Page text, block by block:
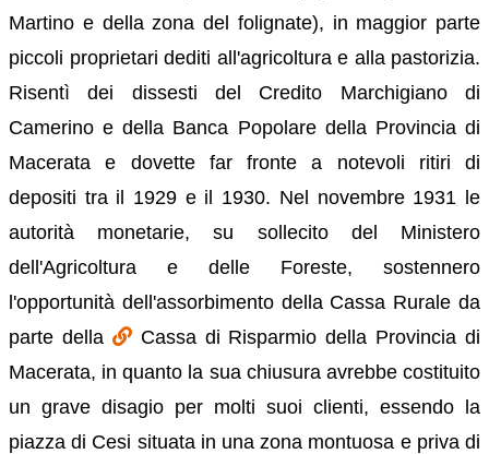
Martino e della zona del folignate), in maggior parte
piccoli proprietari dediti all'agricoltura e alla pastorizia.
Risentì dei dissesti del Credito Marchigiano di
Camerino e della Banca Popolare della Provincia di
Macerata e dovette far fronte a notevoli ritiri di
depositi tra il 1929 e il 1930. Nel novembre 1931 le
autorità monetarie, su sollecito del Ministero
dell'Agricoltura e delle Foreste, sostennero
l'opportunità dell'assorbimento della Cassa Rurale da
parte della
Cassa di Risparmio della Provincia di
Macerata, in quanto la sua chiusura avrebbe costituito
un grave disagio per molti suoi clienti, essendo la
piazza di Cesi situata in una zona montuosa e priva di